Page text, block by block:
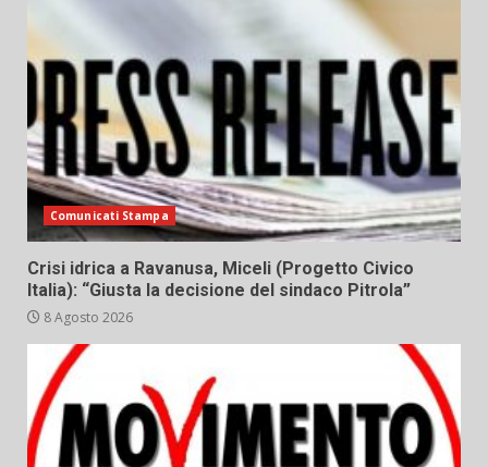
Comunicati Stampa
Crisi idrica a Ravanusa, Miceli (Progetto Civico
Italia): “Giusta la decisione del sindaco Pitrola”
8 Agosto 2026